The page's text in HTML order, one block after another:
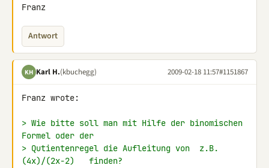
Franz
Antwort
KH Karl H.(kbuchegg) 2009-02-18 11:57#1151867
Franz wrote:
> Wie bitte soll man mit Hilfe der binomischen
Formel oder der
> Qutientenregel die Aufleitung von  z.B.
(4x)/(2x-2)   finden?